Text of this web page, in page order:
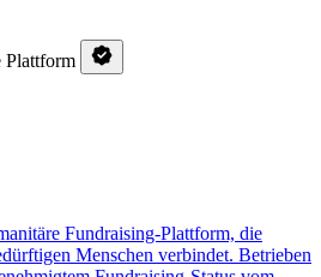
Plattform
Fundraising-Plattform, die
Menschen verbindet. Betrieben